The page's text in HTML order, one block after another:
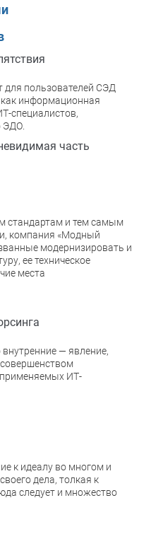
для пользователей СЭД
информационная
специалистов,
ЭДО.
часть
стандартам и тем самым
компания «Модный
модернизировать и
ее техническое
места
— явление,
ИТ-
к идеалу во многом и
дела, толкая к
следует и множество